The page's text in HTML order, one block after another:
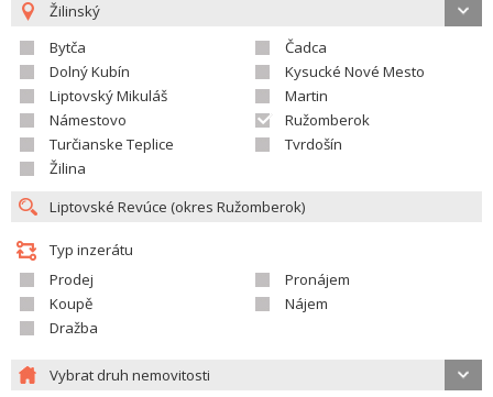
Žilinský
Bytča
Čadca
Dolný Kubín
Kysucké Nové Mesto
Liptovský Mikuláš
Martin
Námestovo
Ružomberok
Turčianske Teplice
Tvrdošín
Žilina
Typ inzerátu
Prodej
Pronájem
Koupě
Nájem
Dražba
Vybrat druh nemovitosti